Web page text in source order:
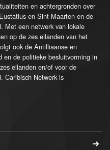
en achtergronden over
en Sint Maarten en de
Met een netwerk van lokale
op de zes eilanden van het
ook de Antilliaanse en
en de politieke besluitvorming in
eilanden en/of voor de
Caribisch Netwerk is